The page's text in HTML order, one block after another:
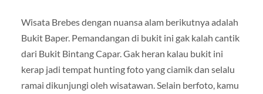
Wisata Brebes dengan nuansa alam berikutnya adalah
Bukit Baper. Pemandangan di bukit ini gak kalah cantik
dari Bukit Bintang Capar. Gak heran kalau bukit ini
kerap jadi tempat hunting foto yang ciamik dan selalu
ramai dikunjungi oleh wisatawan. Selain berfoto, kamu